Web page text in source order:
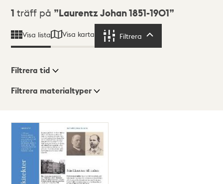
Sökresultat
1 träff på Laurentz Johan 1851-1901
Visa lista Visa karta Filtrera
Visningsläge
ListaKarta
Filtrera tid
Filtrera materialtyper
träffar